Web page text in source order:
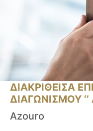
ΔΙΑΚΡΙΘΕΙΣΑ
ΔΙΑΓΩΝΙΣΜΟΥ ‘’
Azouro